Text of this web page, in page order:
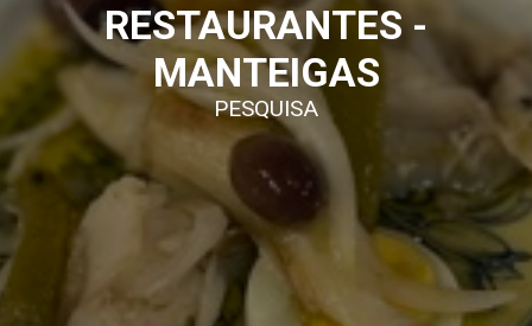
RESTAURANTES -
MANTEIGAS
PESQUISA